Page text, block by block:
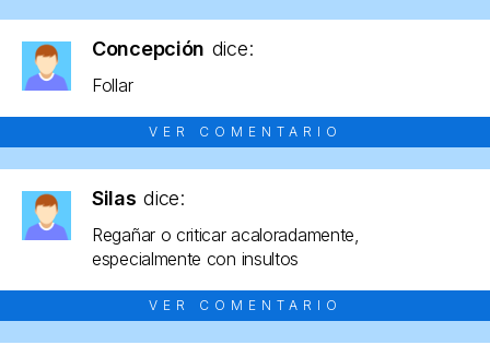
Concepción dice:
Follar
VER COMENTARIO
Silas dice:
Regañar o criticar acaloradamente,
especialmente con insultos
VER COMENTARIO